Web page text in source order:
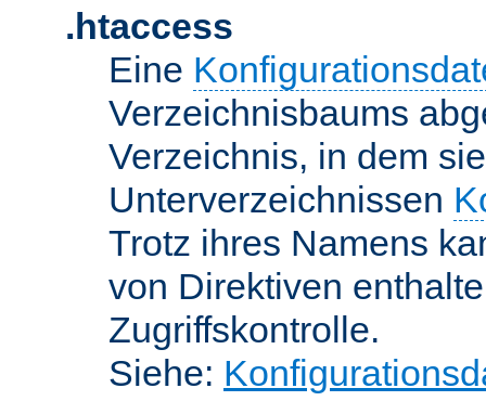
.htaccess
Eine
Verzeichnisbaums
Verzeichnis, in dem
Unterverzeichnissen
Trotz ihres Namens
von Direktiven
Zugriffskontrolle.
Siehe: